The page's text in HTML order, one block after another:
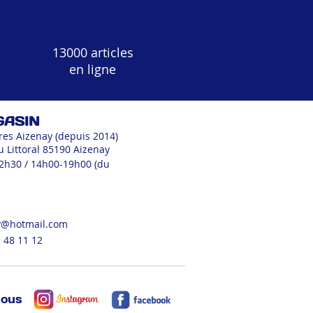
13000 articles
en ligne
Aizenay (depuis 2014)
Littoral 85190 Aizenay
/ 14h00-19h00 (du
48 11 12